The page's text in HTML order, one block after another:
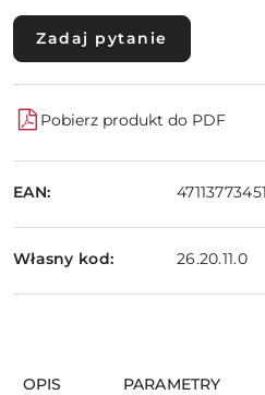
Zadaj pytanie
Pobierz produkt do PDF
EAN:
Własny kod: 26.20.11.0
OPIS
PARAMETRY